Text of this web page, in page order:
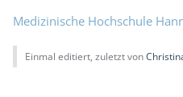
Medizinische Hochschule
Einmal editiert, zuletzt von